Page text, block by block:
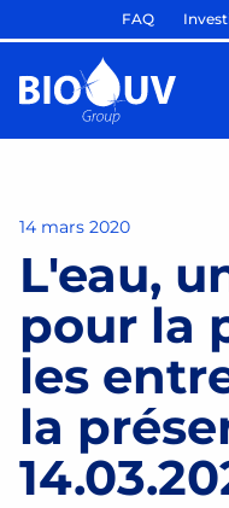
FAQ
14 mars 2020
L'eau,
pour la
les
la